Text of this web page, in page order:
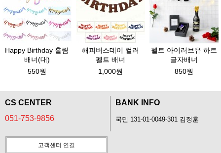
Happy Birthday 흘림
배너(대)
550원
해피버스데이 컬러
펠트 배너
1,000원
펠트 아이러브유 하트
글자배너
850원
CS CENTER
051-753-9856
BANK INFO
국민 131-01-0049-301 김정훈
고객센터 연결